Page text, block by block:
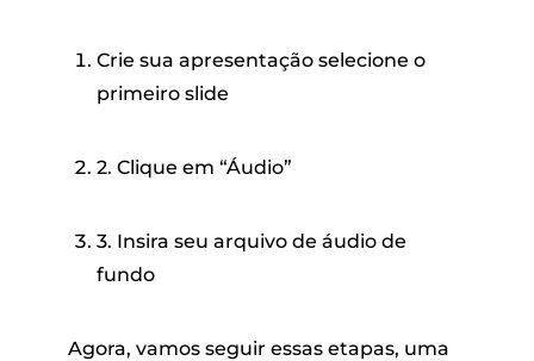
Crie sua apresentação selecione o
primeiro slide
2. Clique em “Áudio”
3. Insira seu arquivo de áudio de
fundo
Agora, vamos seguir essas etapas, uma